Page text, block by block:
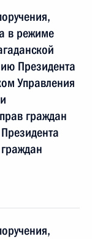
в режиме
Президента
Управления
граждан